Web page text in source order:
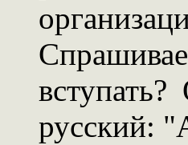
русский: